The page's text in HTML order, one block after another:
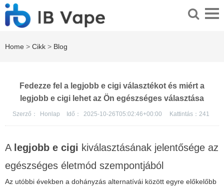
Home > Cikk > Blog
Fedezze fel a legjobb e cigi választékot és miért a
legjobb e cigi lehet az Ön egészséges választása
Szerző： Honlap Idő： 2025-10-26T05:02:46+00:00 Kattintás： 241
A legjobb e cigi kiválasztásának jelentősége az
egészséges életmód szempontjából
Az utóbbi években a dohányzás alternatívái között egyre előkelőbb